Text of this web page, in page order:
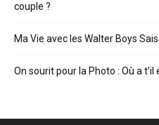
couple ?
Ma Vie avec les Walter Boys
On sourit pour la Photo : Où a